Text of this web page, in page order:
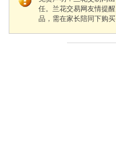
任。兰花交易网友情提
品，需在家长陪同下购